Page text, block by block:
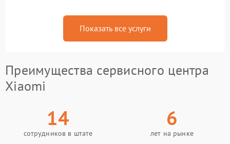
Показать все услуги
Преимущества сервисного центра
Xiaomi
14
сотрудников в штате
6
лет на рынке